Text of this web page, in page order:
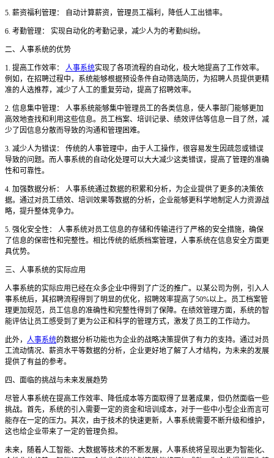
5. 薪资福利管理： 自动计算薪资，管理员工福利，降低人工出错率。
6. 考勤管理： 实现自动化的考勤记录，减少人为的考勤纠纷。
二、人事系统的优势
1. 提高工作效率： 人事系统实现了各项流程的自动化，极大地提高了工作效率。
例如，在招聘过程中，系统能够根据预设条件自动筛选简历，为招聘人员提供更精
准的人选推荐，减少了人工的重复劳动，提高了招聘效率。
2. 信息集中管理： 人事系统能够集中管理员工的各类信息，使人事部门能够更加
高效地查找和利用这些信息。员工档案、培训记录、绩效评估等信息一目了然，减
少了因信息分散而导致的沟通和管理困难。
3. 减少人为错误： 传统的人事管理中，由于人工操作，很容易发生因疏忽或错误
导致的问题。而人事系统的自动化处理可以大大减少这类错误，提高了管理的准确
性和可靠性。
4. 加强数据分析： 人事系统通过数据的积累和分析，为企业提供了更多的决策依
据。通过对员工绩效、培训效果等数据的分析，企业能够更科学地制定人力资源战
略，提升整体竞争力。
5. 强化安全性： 人事系统对员工信息的存储和传输进行了严格的安全措施，确保
了信息的保密性和完整性。相比传统的纸质档案管理，人事系统在信息安全方面更
具优势。
三、人事系统的实际应用
人事系统的实际应用已经在众多企业中得到了广泛的推广。以某公司为例，引入人
事系统后，其招聘流程得到了明显的优化，招聘效率提高了50%以上。员工档案管
理更加规范，员工信息的准确性和完整性得到了保障。在绩效管理方面，系统的智
能评估让员工感受到了更为公正和科学的管理方式，激发了员工的工作动力。
此外， 人事系统的数据分析功能也为企业的战略决策提供了有力的支持。通过对员
工流动情况、薪资水平等数据的分析，企业更好地了解了人才结构，为未来的发展
提供了有益的参考。
四、面临的挑战与未来发展趋势
尽管人事系统在提高工作效率、降低成本等方面取得了显著成果，但仍然面临一些
挑战。首先，系统的引入需要一定的资金和培训成本，对于一些中小型企业而言可
能存在一定的压力。其次，由于技术的快速更新，人事系统需要不断升级和维护，
这也给企业带来了一定的管理负担。
未来，随着人工智能、大数据等技术的不断发展，人事系统将呈现出更为智能化、